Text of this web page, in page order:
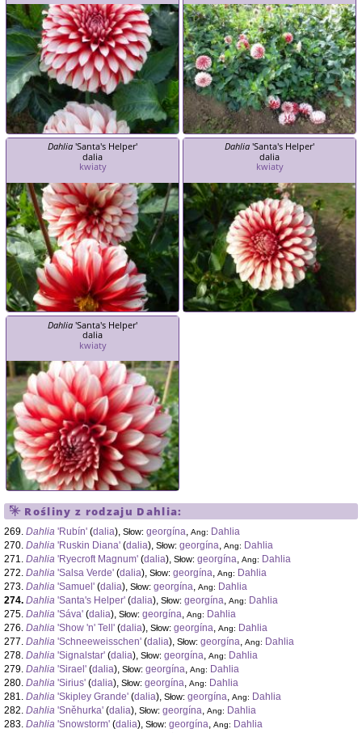
Dahlia 'Santa's Helper'
dalia
kwiaty
Dahlia 'Santa's Helper'
dalia
kwiaty
Dahlia 'Santa's Helper'
dalia
kwiaty
Rośliny z rodzaju Dahlia:
269. Dahlia 'Rubín' (dalia), Słow: georgína, Ang: Dahlia
270. Dahlia 'Ruskin Diana' (dalia), Słow: georgína, Ang: Dahlia
271. Dahlia 'Ryecroft Magnum' (dalia), Słow: georgína, Ang: Dahlia
272. Dahlia 'Salsa Verde' (dalia), Słow: georgína, Ang: Dahlia
273. Dahlia 'Samuel' (dalia), Słow: georgína, Ang: Dahlia
274. Dahlia 'Santa's Helper' (dalia), Słow: georgína, Ang: Dahlia
275. Dahlia 'Sáva' (dalia), Słow: georgína, Ang: Dahlia
276. Dahlia 'Show 'n' Tell' (dalia), Słow: georgína, Ang: Dahlia
277. Dahlia 'Schneeweisschen' (dalia), Słow: georgína, Ang: Dahlia
278. Dahlia 'Signalstar' (dalia), Słow: georgína, Ang: Dahlia
279. Dahlia 'Sirael' (dalia), Słow: georgína, Ang: Dahlia
280. Dahlia 'Sirius' (dalia), Słow: georgína, Ang: Dahlia
281. Dahlia 'Skipley Grande' (dalia), Słow: georgína, Ang: Dahlia
282. Dahlia 'Sněhurka' (dalia), Słow: georgína, Ang: Dahlia
283. Dahlia 'Snowstorm' (dalia), Słow: georgína, Ang: Dahlia